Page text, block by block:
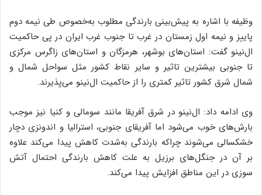
وظیفه با اشاره به پیش‌بینی بارندگی مطلوب به‌خصوص طی نیمه دوم
پاییز و نیمه اول زمستان در غرب تا جنوب غرب ایران در پی حاکمیت
ال‌نینو گفت: استان‌های بوشهر، هرمزگان و استان‌های زاگرس مرکزی
تا جنوبی بیشترین تاثیر و سایر نقاط کشور مثل سواحل شمال و
شمال شرق کشور تاثیر کمتری را از حاکمیت ال‌نینو می‌پذیرند.
وی ادامه داد: ال‌نینو در شرق آفریقا مانند سومالی و کنیا نیز موجب
بارش‌های خوب می‌شود اما آفریقای جنوبی، استرالیا و اندونزی دچار
خشکسالی می‌شوند چراکه بارندگی به‌شدت کاهش پیدا می‌کند علاوه
بر آن در جنگل‌های برزیل به علت کاهش بارندگی احتمال آتش
سوزی در این مناطق افزایش پیدا می‌کند.